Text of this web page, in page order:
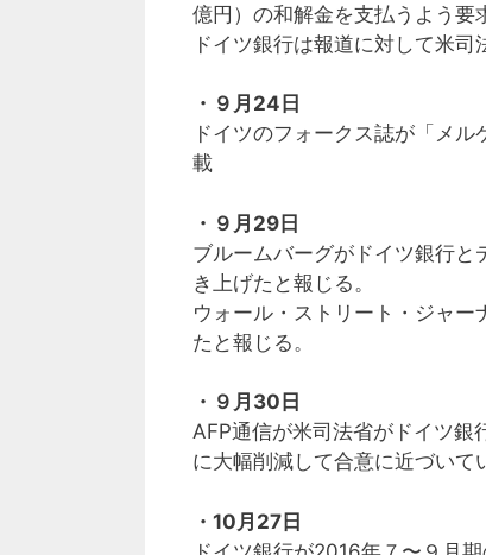
億円）の和解金を支払うよう要
ドイツ銀行は報道に対して米司
・９月24日
ドイツのフォークス誌が「メ
載
・９月29日
ブルームバーグがドイツ銀行と
き上げたと報じる。
ウォール・ストリート・ジャ
たと報じる。
・９月30日
AFP通信が米司法省がドイツ銀
に大幅削減して合意に近づいて
・10月27日